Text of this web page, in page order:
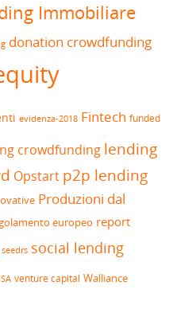
Immobiliare
donation crowdfunding
evidenza-2018 Fintech funded
crowdfunding lending
Opstart p2p lending
Produzioni dal
europeo report
seedrs social lending
venture capital Walliance